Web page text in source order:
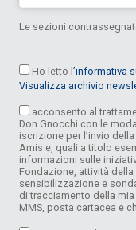
Le sezioni
Ho letto l’informativa
Visualizza archivio
acconsento al
Don Gnocchi con le
iscrizione per l’invio
Amis e, quali a titolo
informazioni sulle
Fondazione, attività
sensibilizzazione e
di tracciamento della
MMS, posta cartacea e